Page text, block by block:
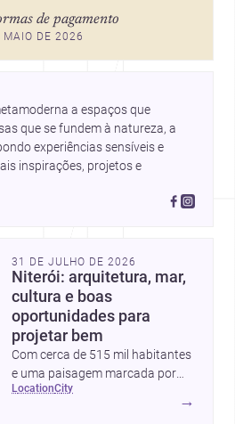
de pagamento
MAIO DE 2026
a espaços que
que se fundem à natureza, a
experiências sensíveis e
inspirações, projetos e
31 DE JULHO DE 2026
Niterói: arquitetura, mar,
cultura e boas
oportunidades para
projetar bem
Com cerca de 515 mil habitantes
e uma paisagem marcada por
ícones como o Museu de Arte
location city
→